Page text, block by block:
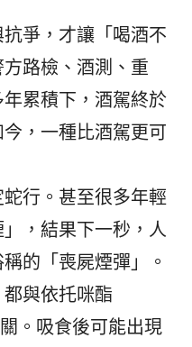
爭，才讓「喝酒不
路檢、酒測、重
累積下，酒駕終於
，一種比酒駕更可
行。甚至很多年輕
，結果下一秒，人
的「喪屍煙彈」。
與依托咪酯
。吸食後可能出現